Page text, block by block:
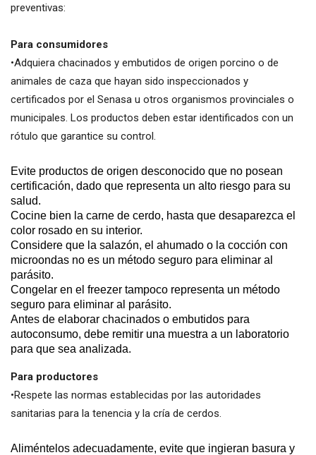
preventivas:
Para consumidores
•Adquiera chacinados y embutidos de origen porcino o de
animales de caza que hayan sido inspeccionados y
certificados por el Senasa u otros organismos provinciales o
municipales. Los productos deben estar identificados con un
rótulo que garantice su control.
Evite productos de origen desconocido que no posean
certificación, dado que representa un alto riesgo para su
salud.
Cocine bien la carne de cerdo, hasta que desaparezca el
color rosado en su interior.
Considere que la salazón, el ahumado o la cocción con
microondas no es un método seguro para eliminar al
parásito.
Congelar en el freezer tampoco representa un método
seguro para eliminar al parásito.
Antes de elaborar chacinados o embutidos para
autoconsumo, debe remitir una muestra a un laboratorio
para que sea analizada.
Para productores
•Respete las normas establecidas por las autoridades
sanitarias para la tenencia y la cría de cerdos.
Aliméntelos adecuadamente, evite que ingieran basura y